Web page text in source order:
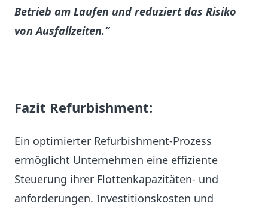
Betrieb am Laufen und reduziert das Risiko
von Ausfallzeiten.“
Fazit Refurbishment:
Ein optimierter Refurbishment-Prozess
ermöglicht Unternehmen eine effiziente
Steuerung ihrer Flottenkapazitäten- und
anforderungen. Investitionskosten und